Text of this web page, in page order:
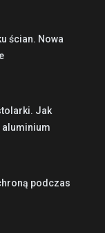
ścian. Nowa
Jak
aluminium
podczas